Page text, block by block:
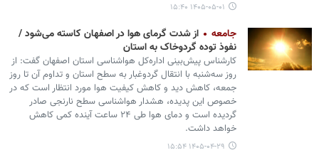
۱۴۰۵-۰۵-۰۱ ۱۵:۴۰
جامعه
از شدت گرمای هوا در اصفهان کاسته می‌شود /
نفوذ توده گردوخاک به استان
کارشناس پیش‌بینی اداره‌کل هواشناسی استان اصفهان گفت: از
روز سه‌شنبه با انتقال گردوغبار به سطح استان و تداوم آن تا روز
جمعه، کاهش دید و کاهش کیفیت هوا مورد انتظار است که در
خصوص این پدیده، هشدار هواشناسی سطح نارنجی صادر
گردیده است و دمای هوا طی ۲۴ ساعت آینده کمی کاهش
خواهد داشت.
۱۴۰۵-۰۴-۲۹ ۱۵:۵۴